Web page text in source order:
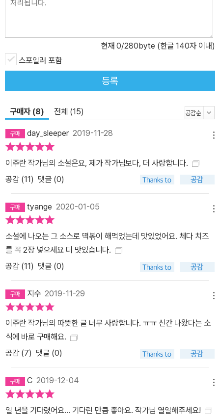
께 소설가의 낭독회에 가게 되고, 조카 송이의 친구들을 초대해 떡볶
을 열어간다. 그리고 그 마음은 한곳에 자리잡고 마는 것이 아니라 사
람과 사람들 사이로 번지며 온기를 전달한다. 그럼으로써 서로의 빈
자리를 완전히 채워주진 못해도, 그 빈자리를 어루만져줄 수는 있음
엄마 없잖아. 그래. 우린 다 아빠도 없고. 그러고 보면 송이야, 할머니
또다른 중요한 키워드는 ‘내밀함’ 그리고 ‘솔직함’이다. 그래서 “자신
없으면 자신 없다고 말하고 가끔 넘어지면서 살고 싶다”는 말은 이 작
품집 전체를 아우르는 문장이 된다. ‘자신 없으면 자신 없다’고 말하는
그 단순하지만 가장 어려운 일, 타인과 자신에게 솔직해지는 일. 이주
란 소설의 인물들은 좀처럼 누군가에게 솔직한 말을 하지 못하지만
그렇기 때문에 그들의 독백은 더욱 내밀하고 진실해진다. 타인과의
그럼에도 용기를 내어 ‘미안하면 미안하다고 말하고 살고 싶다’고 말
하는 목소리를 들으면 왠지 모르게 그들과 동참하고 싶어진다. 그렇
게 이 인물들이 소심하게 건네는 도움을 요청하는 손길은, 동시에 우
리에게 건네는 위로의 손길이 되기도 한다. “미안하면 미안하다고 하
면서 살겠다고 하지 않았어? 하긴 했는데……” 무엇보다 독자들을 사
로잡는 것은 그가 가진 개성적인 목소리다. 애처로우면서도 웃음이
나는 이주란의 독특한 유머감각은 빼놓을 수 없는 매력 요소다. 그리
고 그 유머는 단지 웃음을 유발하는 데 그치지 않는다. 어쩌면 그의 소
설들에서 가장 중요한 의미를 담고 있는 부분은 그가 조심스레 건네
는 농담들에 숨어 있는 듯도 하다. 그가 스웨덴으로 갔다는 소식은 M
에게 들었다. (…) 복지국가…… 불법체류…… 복지국가…… 불법체
다. _85쪽, 「멀리 떨어진 곳의 이야기」 나 그냥 안 갈래. 여긴 월차나
그런 거 없어. 심지어 월급에서 뺀다고. 지금도 하루 벌어 하루를 살
아. 평범한 하루가 아니라 가난한 하루! _119쪽, 「일상생활」 ‘미안하면
현재 0/280byte (한글 140자 이내)
스포일러 포함
등록
구매자 (8) 전체 (15)
day_sleeper2019-11-28
이주란 작가님의 소설은요, 제가 작가님보다, 더 사랑합니다.
공감 (11) 댓글 (0)
tyange 2020-01-05
소설에 나오는 그 소스로 떡볶이 해먹었는데 맛있었어요. 체다 치즈
를 꼭 2장 넣으세요 더 맛있습니다.
공감 (11) 댓글 (0)
지수 2019-11-29
이주란 작가님의 따뜻한 글 너무 사랑합니다. ㅠㅠ 신간 나왔다는 소
식에 바로 구매해요.
공감 (7) 댓글 (0)
C 2019-12-04
일 년을 기다렸어요... 기다린 만큼 좋아요. 작가님 열일해주세요!